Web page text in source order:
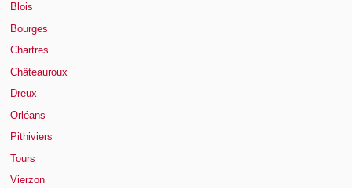
Blois
Bourges
Chartres
Châteauroux
Dreux
Orléans
Pithiviers
Tours
Vierzon